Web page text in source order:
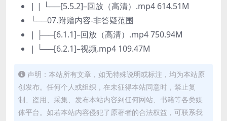
| | └──[5.5.2]–回放（高清）.mp4 614.51M
└──07.附赠内容-非答疑范围
| ├──[6.1.1]–回放（高清）.mp4 750.94M
| └──[6.2.1]–视频.mp4 109.47M
声明：本站所有文章，如无特殊说明或标注，均为本站原
创发布。任何个人或组织，在未征得本站同意时，禁止复
制、盗用、采集、发布本站内容到任何网站、书籍等各类媒
体平台。如若本站内容侵犯了原著者的合法权益，可联系我